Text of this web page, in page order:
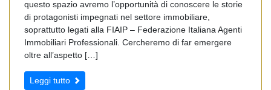
questo spazio avremo l’opportunità di conoscere le storie
di protagonisti impegnati nel settore immobiliare,
soprattutto legati alla FIAIP – Federazione Italiana Agenti
Immobiliari Professionali. Cercheremo di far emergere
oltre all’aspetto […]
Leggi tutto